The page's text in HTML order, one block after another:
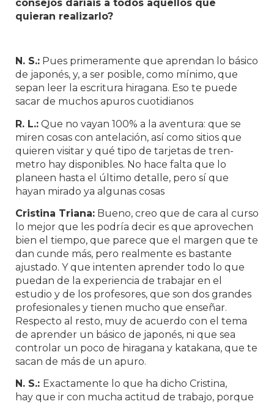
consejos daríais a todos aquellos que
quieran realizarlo?
N. S.: Pues primeramente que aprendan lo básico
de japonés, y, a ser posible, como mínimo, que
sepan leer la escritura hiragana. Eso te puede
sacar de muchos apuros cuotidianos
R. L.: Que no vayan 100% a la aventura: que se
miren cosas con antelación, así como sitios que
quieren visitar y qué tipo de tarjetas de tren-
metro hay disponibles. No hace falta que lo
planeen hasta el último detalle, pero sí que
hayan mirado ya algunas cosas
Cristina Triana: Bueno, creo que de cara al curso
lo mejor que les podría decir es que aprovechen
bien el tiempo, que parece que el margen que te
dan cunde más, pero realmente es bastante
ajustado. Y que intenten aprender todo lo que
puedan de la experiencia de trabajar en el
estudio y de los profesores, que son dos grandes
profesionales y tienen mucho que enseñar.
Respecto al resto, muy de acuerdo con el tema
de aprender un básico de japonés, ni que sea
controlar un poco de hiragana y katakana, que te
sacan de más de un apuro.
N. S.: Exactamente lo que ha dicho Cristina,
hay que ir con mucha actitud de trabajo, porque